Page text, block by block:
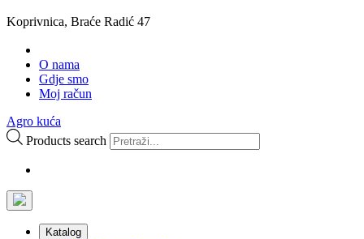
Koprivnica, Braće Radić 47
O nama
Gdje smo
Moj račun
Agro kuća
Products search
Katalog